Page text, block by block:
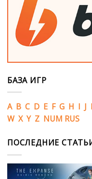
БАЗА ИГР
A B C D E F G H I J
W X Y Z NUM RUS
ПОСЛЕДНИЕ